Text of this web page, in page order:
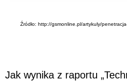
Źródło: http://gsmonline.pl/artykuly/
Jak wynika z raportu